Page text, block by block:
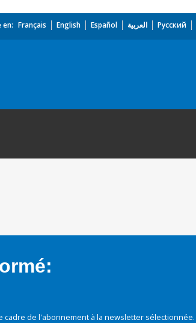
en: Français English Español العربية Русский
de l'abonnement à la newsletter sélectionnée.